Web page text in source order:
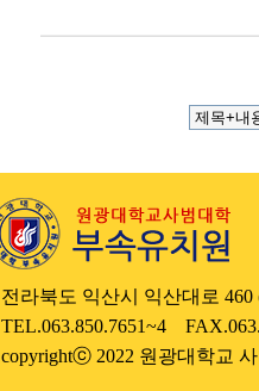
전라북도 익산시 익산대로 460
TEL.063.850.7651~4
copyrightⓒ 2022 원광대학교